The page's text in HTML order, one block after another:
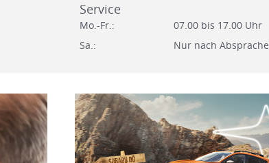
Service
Mo.-Fr.:
07.00 bis 17.00 Uhr
Sa.:
Nur nach Absprache